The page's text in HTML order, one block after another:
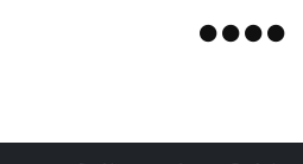
Menu